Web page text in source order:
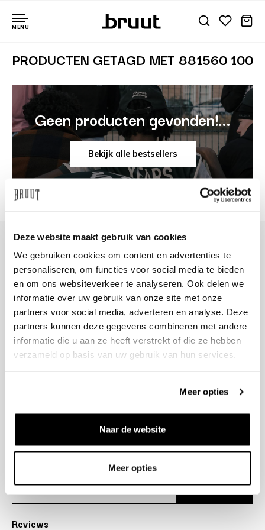
Deze website maakt gebruik van cookies
We gebruiken cookies om content en advertenties te
personaliseren, om functies voor social media te bieden
en om ons websiteverkeer te analyseren. Ook delen we
informatie over uw gebruik van onze site met onze
partners voor social media, adverteren en analyse. Deze
partners kunnen deze gegevens combineren met andere
informatie die u aan ze heeft verstrekt of die ze hebben
verzameld op basis van uw gebruik van hun services.
Meer opties
Naar de website
Meer opties
MENU
PRODUCTEN GETAGD MET 881560 100
Geen producten gevonden!...
Bekijk alle bestsellers
+31 23 205 2006
info@bruut.nl
Contact Formulier
Open tot 21:00
OPENINGSTIJDEN
Over ons
Reviews